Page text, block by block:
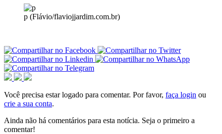
p (Flávio/flaviojjardim.com.br)
Você precisa estar logado para comentar. Por favor, faça login ou
crie a sua conta.
Ainda não há comentários para esta notícia. Seja o primeiro a
comentar!